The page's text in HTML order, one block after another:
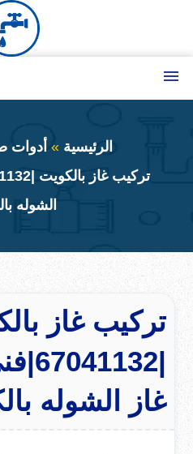
المحتوى
الرئيسية
أدوات
الشوله
تركيب غاز
غاز الشوله